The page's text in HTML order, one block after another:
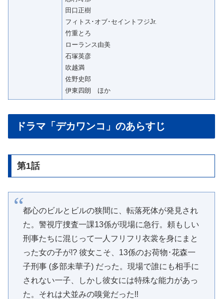
田口正樹
フィトス･オブ･セイントフジJr.
竹重とろ
ローランス由美
石塚英彦
吹越満
佐野史郎
伊東四朗 ほか
ドラマ「デカワンコ」のあらすじ
第1話
都心のビルとビルの狭間に、転落死体が発見され
た。警視庁捜査一課13係が現場に急行。頼もしい
刑事たちに混じって一人フリフリ衣裳を身にまと
った女の子が!? 彼女こそ、13係のお荷物･花森一
子刑事 (多部未華子) だった。現場で誰にも相手に
されない一子、しかし彼女には特殊な能力があっ
た。それは犬並みの嗅覚だった!!